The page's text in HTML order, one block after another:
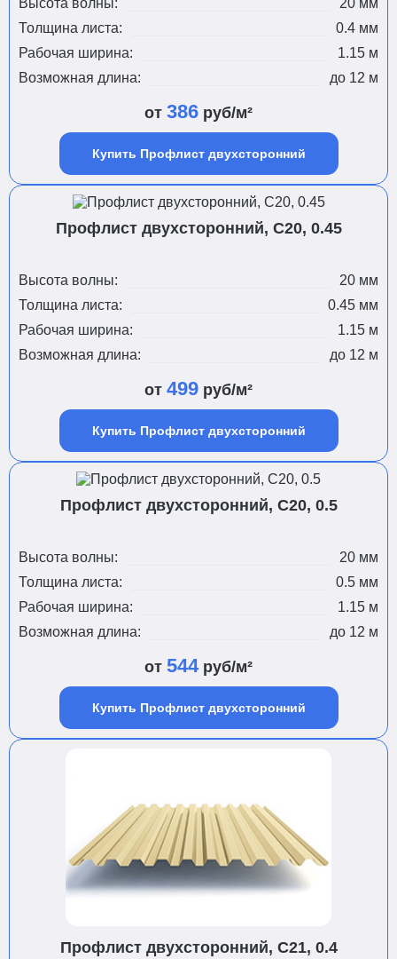
Высота волны:
20 мм
Толщина листа:
0.4 мм
Рабочая ширина:
1.15 м
Возможная длина:
до 12 м
от 386 руб/м²
Купить Профлист двухсторонний
Профлист двухсторонний, С20, 0.45
Высота волны:
20 мм
Толщина листа:
0.45 мм
Рабочая ширина:
1.15 м
Возможная длина:
до 12 м
от 499 руб/м²
Купить Профлист двухсторонний
Профлист двухсторонний, С20, 0.5
Высота волны:
20 мм
Толщина листа:
0.5 мм
Рабочая ширина:
1.15 м
Возможная длина:
до 12 м
от 544руб/м²
Купить Профлист двухсторонний
Профлист двухсторонний, С21, 0.4